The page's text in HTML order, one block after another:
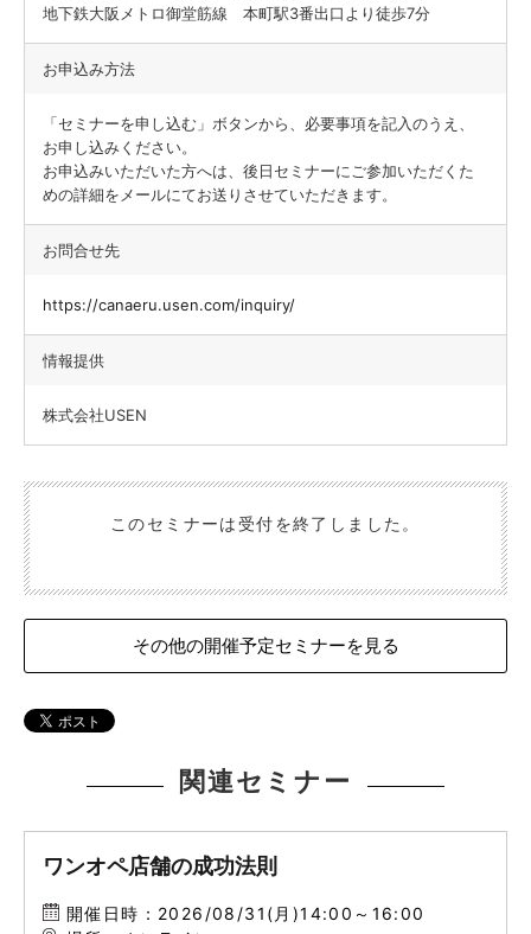
地下鉄大阪メトロ御堂筋線 本町駅3番出口より徒歩7分
お申込み方法
「セミナーを申し込む」ボタンから、必要事項を記入のうえ、
お申し込みください。
お申込みいただいた方へは、後日セミナーにご参加いただくた
めの詳細をメールにてお送りさせていただきます。
お問合せ先
https://canaeru.usen.com/inquiry/
情報提供
株式会社USEN
このセミナーは受付を終了しました。
その他の開催予定セミナーを見る
関連セミナー
ワンオペ店舗の成功法則
開催日時：2026/08/31(月)14:00～16:00